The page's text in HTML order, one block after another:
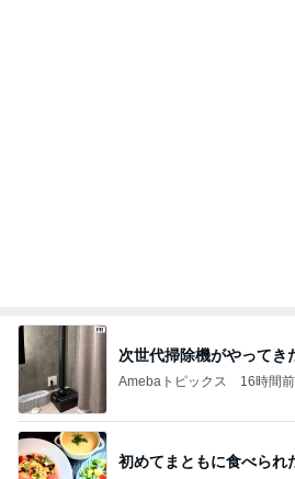
次世代掃除機がやってき
Amebaトピックス 16時間前
初めてまともに食べられ